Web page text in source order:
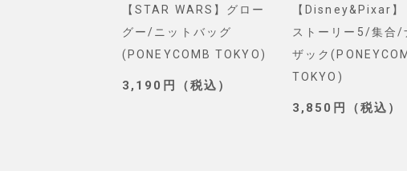
【STAR WARS】グロー
グー/ニットバッグ
(PONEYCOMB TOKYO)
3,190円（税込）
【Disney&Pixar】
ストーリー5/集合/
ザック
TOKYO)
3,850円（税込）